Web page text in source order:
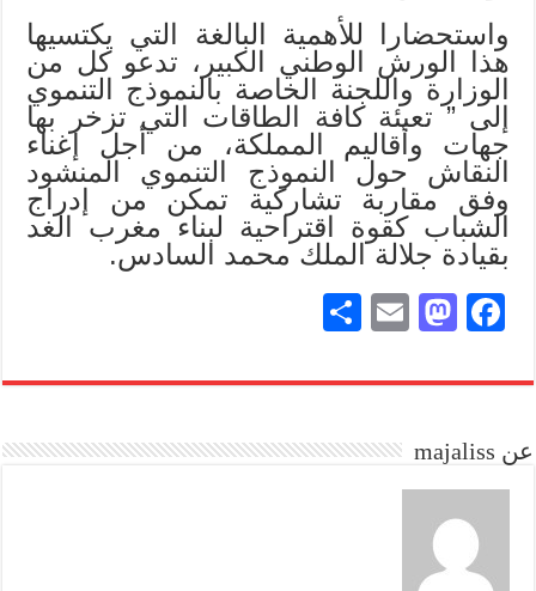
واستحضارا للأهمية البالغة التي يكتسيها
هذا الورش الوطني الكبير، تدعو كل من
الوزارة واللجنة الخاصة بالنموذج التنموي
إلى ” تعبئة كافة الطاقات التي تزخر بها
جهات وأقاليم المملكة، من أجل إغناء
النقاش حول النموذج التنموي المنشود
وفق مقاربة تشاركية تمكن من إدراج
الشباب كقوة اقتراحية لبناء مغرب الغد
بقيادة جلالة الملك محمد السادس.
Fa
bo
M
to
n
E
ail
re
عن majaliss